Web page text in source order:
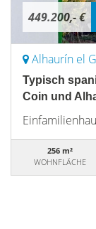
449.200,- €
Alhaurín el
Typisch
Coin und
256 m²
WOHNFLÄCHE